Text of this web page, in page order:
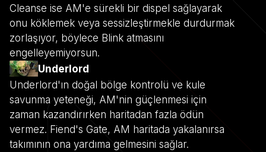
Cleanse ise AM'e sürekli bir dispel sağlayarak
onu köklemek veya sessizleştirmekle durdurmak
zorlaşıyor, böylece Blink atmasını
engelleyemiyorsun.
Underlord
Underlord'ın doğal bölge kontrolü ve kule
savunma yeteneği, AM'nin güçlenmesi için
zaman kazandırırken haritadan fazla ödün
vermez. Fiend's Gate, AM haritada yakalanırsa
takımının ona yardıma gelmesini sağlar.